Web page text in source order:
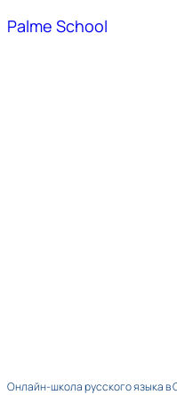
Palme School
Онлайн-школа русского языка в